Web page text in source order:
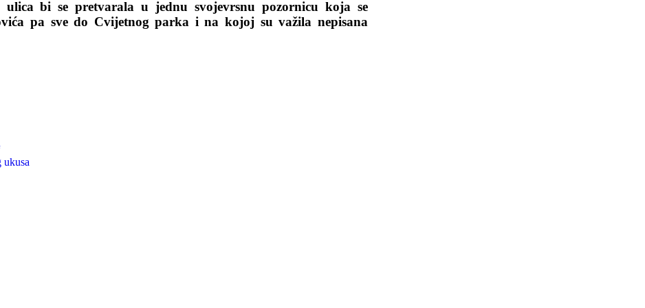
bi se pretvarala u jednu svojevrsnu pozornicu koja se
pa sve do Cvijetnog parka i na kojoj su važila nepisana
ukusa